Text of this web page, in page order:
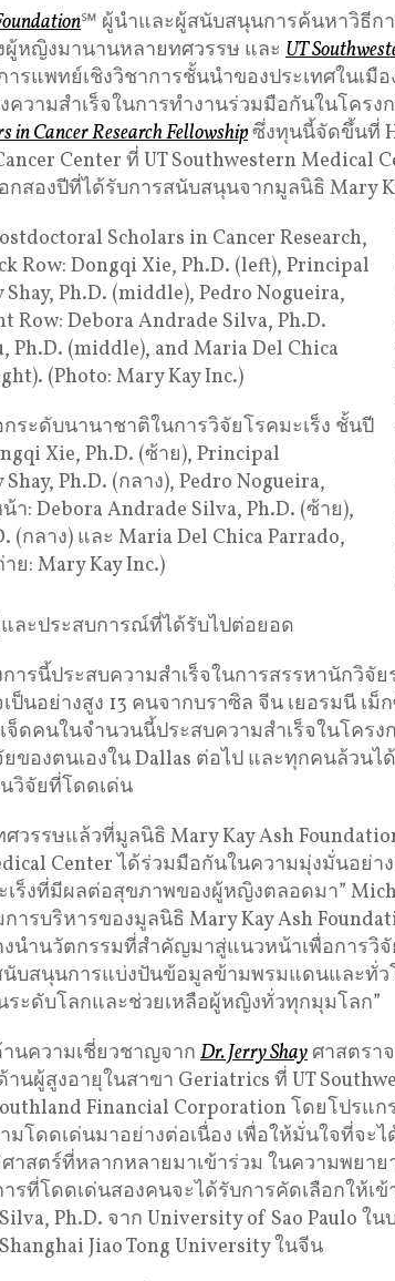
℠ ผู้นำและผู้สนับสนุนการค้นหาวิธีกา
หญิงมานานหลายทศวรรษ และ UT
รแพทย์เชิงวิชาการชั้นนำของประเทศในเมือ
วามสำเร็จในการทำงานร่วมมือกันในโครง
in Cancer Research Fellowshipซึ่งทุนนี้จัดขึ้นที่
Center ที่ UT Southwestern Medical
สองปีที่ได้รับการสนับสนุนจากมูลนิธิ Mary
ระดับนานาชาติในการวิจัยโรคมะเร็ง ชั้นปี
Xie, Ph.D. (ซ้าย), Principal
Ph.D. (กลาง), Pedro Nogueira,
า: Debora Andrade Silva, Ph.D. (ซ้าย),
(กลาง) และ Maria Del Chica Parrado,
ย: Mary Kay Inc.)
ละประสบการณ์ที่ได้รับไปต่อยอด
ารนี้ประสบความสำเร็จในการสรรหานักวิจั
ป็นอย่างสูง 13 คนจากบราซิล จีน เยอรมนี เม็
จ็ดคนในจำนวนนี้ประสบความสำเร็จในโคร
ยของตนเองใน Dallas ต่อไป และทุกคนล้วน
วิจัยที่โดดเด่น
ศวรรษแล้วที่มูลนิธิ Mary Kay Ash
Center ได้ร่วมมือกันในความมุ่งมั่นอย่า
เร็งที่มีผลต่อสุขภาพของผู้หญิงตลอดมา”
รบริหารของมูลนิธิ Mary Kay Ash
งนำนวัตกรรมที่สำคัญมาสู่แนวหน้าเพื่อการวิจั
บสนุนการแบ่งปันข้อมูลข้ามพรมแดนและทั่ว
ระดับโลกและช่วยเหลือผู้หญิงทั่วทุกมุมโลก”
นความเชี่ยวชาญจาก Dr. Jerry Shay ศาสตรา
นผู้สูงอายุในสาขา Geriatrics ที่ UT
Financial Corporation โดยโปรแ
มโดดเด่นมาอย่างต่อเนื่อง เพื่อให้มั่นใจที่จ
าสตร์ที่หลากหลายมาเข้าร่วม ในความพยา
รที่โดดเด่นสองคนจะได้รับการคัดเลือกให้เ
Ph.D. จาก University of Sao Paulo ใน
Jiao Tong University ในจีน